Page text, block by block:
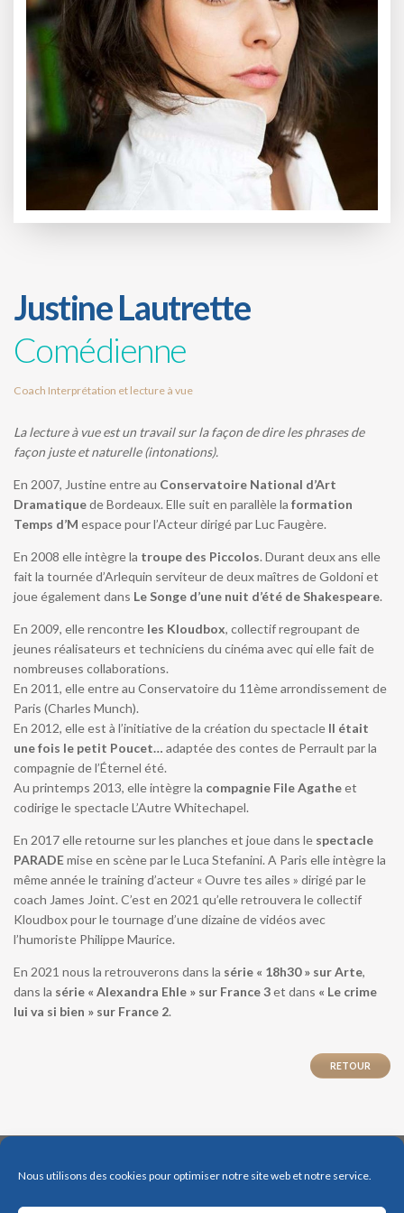
Nous utilisons des cookies pour optimiser notre site web et notre service.
Justine Lautrette
Comédienne
Coach Interprétation et lecture à vue
La lecture à vue est un travail sur la façon de dire les phrases de
façon juste et naturelle (intonations).
En 2007, Justine entre au Conservatoire National d’Art
Dramatiquede Bordeaux. Elle suit en parallèle la formation
Temps d’M espace pour l’Acteur dirigé par Luc Faugère.
En 2008 elle intègre la troupe des Piccolos. Durant deux ans elle
fait la tournée d’Arlequin serviteur de deux maîtres de Goldoni et
joue également dans Le Songe d’une nuit d’été de Shakespeare.
En 2009, elle rencontre les Kloudbox, collectif regroupant de
jeunes réalisateurs et techniciens du cinéma avec qui elle fait de
nombreuses collaborations.
En 2011, elle entre au Conservatoire du 11ème arrondissement de
Paris (Charles Munch).
En 2012, elle est à l’initiative de la création du spectacle Il était
une fois le petit Poucet… adaptée des contes de Perrault par la
compagnie de l’Éternel été.
Au printemps 2013, elle intègre la compagnie File Agatheet
codirige le spectacle L’Autre Whitechapel.
En 2017 elle retourne sur les planches et joue dans le spectacle
PARADEmise en scène par le Luca Stefanini. A Paris elle intègre la
même année le training d’acteur « Ouvre tes ailes » dirigé par le
coach James Joint. C’est en 2021 qu’elle retrouvera le collectif
Kloudbox pour le tournage d’une dizaine de vidéos avec
l’humoriste Philippe Maurice.
En 2021 nous la retrouverons dans la série « 18h30 » sur Arte,
dans la série « Alexandra Ehle » sur France 3et dans « Le crime
lui va si bien » sur France 2.
RETOUR